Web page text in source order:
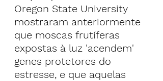
Oregon State University
mostraram anteriormente
que moscas frutíferas
expostas à luz 'acendem'
genes protetores do
estresse, e que aquelas